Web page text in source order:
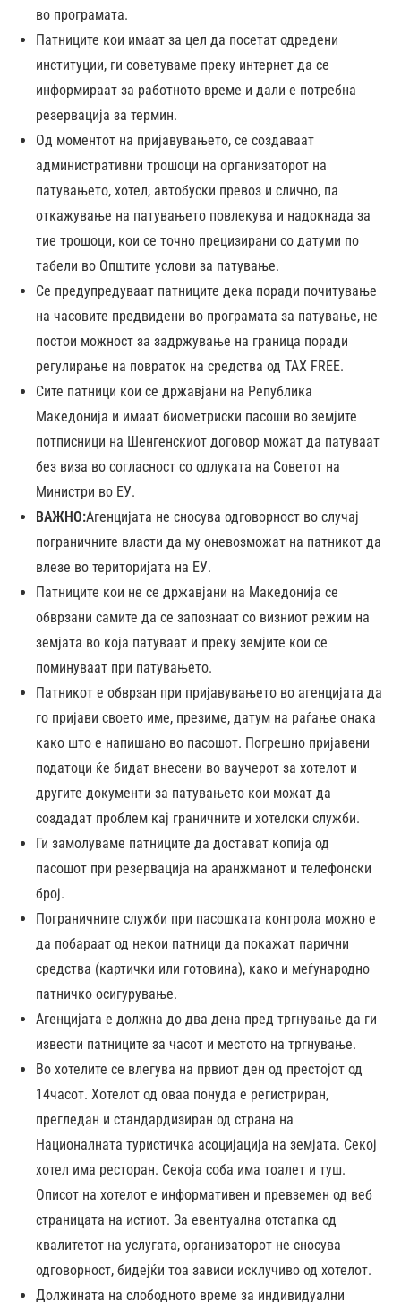
во програмата.
Патниците кои имаат за цел да посетат одредени
институции, ги советуваме преку интернет да се
информираат за работното време и дали е потребна
резервација за термин.
Од моментот на пријавувањето, се создаваат
административни трошоци на организаторот на
патувањето, хотел, автобуски превоз и слично, па
откажување на патувањето повлекува и надокнада за
тие трошоци, кои се точно прецизирани со датуми по
табели во Општите услови за патување.
Се предупредуваат патниците дека поради почитување
на часовите предвидени во програмата за патување, не
постои можност за задржување на граница поради
регулирање на повраток на средства од TAX FREE.
Сите патници кои се државјани на Република
Македонија и имаат биометриски пасоши во земјите
потписници на Шенгенскиот договор можат да патуваат
без виза во согласност со одлуката на Советот на
Министри во ЕУ.
ВАЖНО:Агенцијата не сносува одговорност во случај
пограничните власти да му оневозможат на патникот да
влезе во територијата на ЕУ.
Патниците кои не се државјани на Македонија се
обврзани самите да се запознаат со визниот режим на
земјата во која патуваат и преку земјите кои се
поминуваат при патувањето.
Патникот е обврзан при пријавувањето во агенцијата да
го пријави своето име, презиме, датум на раѓање онака
како што е напишано во пасошот. Погрешно пријавени
податоци ќе бидат внесени во ваучерот за хотелот и
другите документи за патувањето кои можат да
создадат проблем кај граничните и хотелски служби.
Ги замолуваме патниците да достават копија од
пасошот при резервација на аранжманот и телефонски
број.
Пограничните служби при пасошката контрола можно е
да побараат од некои патници да покажат парични
средства (картички или готовина), како и меѓународно
патничко осигурување.
Агенцијата е должна до два дена пред тргнување да ги
извести патниците за часот и местото на тргнување.
Во хотелите се влегува на првиот ден од престојот од
14часот. Хотелот од оваа понуда е регистриран,
прегледан и стандардизиран од страна на
Националната туристичка асоцијација на земјата. Секој
хотел има ресторан. Секоја соба има тоалет и туш.
Описот на хотелот е информативен и превземен од веб
страницата на истиот. За евентуална отстапка од
квалитетот на услугата, организаторот не сносува
одговорност, бидејќи тоа зависи исклучиво од хотелот.
Должината на слободното време за индивидуални